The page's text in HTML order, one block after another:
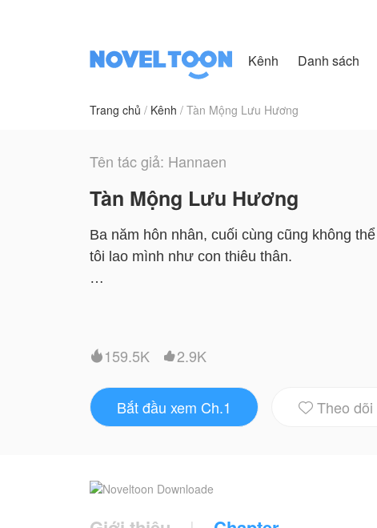
Kênh Danh sách
Trang chủ Kênh Tàn Mộng Lưu Hương
Tên tác giả: Hannaen
Tàn Mộng Lưu Hương
Ba năm hôn nhân, cuối cùng cũng không
tôi lao mình như con thiêu thân.
Truyện này do Hannaen cho phép
 159.5K 2.9K
Bắt đầu xem Ch.1  Theo dõi